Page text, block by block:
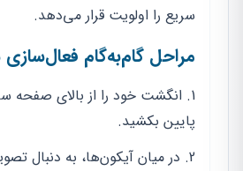
سریع را اولویت قرار می‌دهد.
مراحل گام‌به‌گام
انگشت خود را از بالای
پایین بکشید.
در میان آیکون‌ها، به دنبال